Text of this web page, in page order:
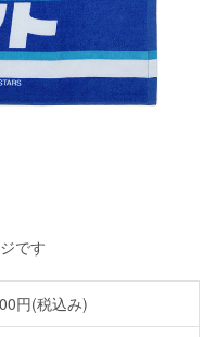
です
円(税込み)